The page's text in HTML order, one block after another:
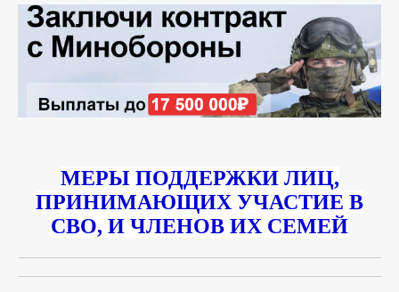
МЕРЫ ПОДДЕРЖКИ ЛИЦ,
ПРИНИМАЮЩИХ УЧАСТИЕ В
СВО, И ЧЛЕНОВ ИХ СЕМЕЙ